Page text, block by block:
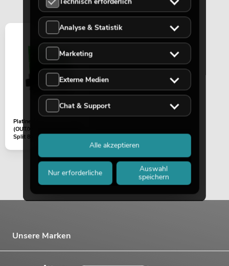
Platine
(OUT/XLR/5pol/3pol) DMX
Split 8x
Unsere Marken
Analyse & Statistik
Marketing
Externe Medien
Chat & Support
Nur erforderliche
Auswahl
speichern
Alle akzeptieren